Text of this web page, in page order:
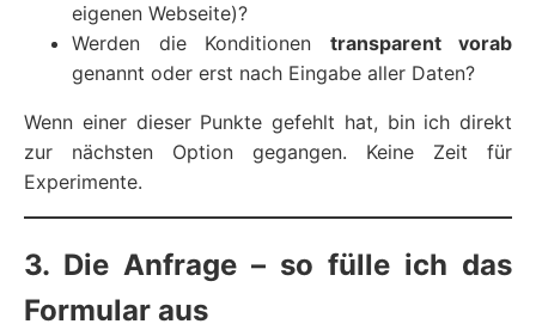
eigenen Webseite)?
Werden die Konditionen transparent vorab
genannt oder erst nach Eingabe aller Daten?
Wenn einer dieser Punkte gefehlt hat, bin ich direkt
zur nächsten Option gegangen. Keine Zeit für
Experimente.
3. Die Anfrage – so fülle ich das
Formular aus